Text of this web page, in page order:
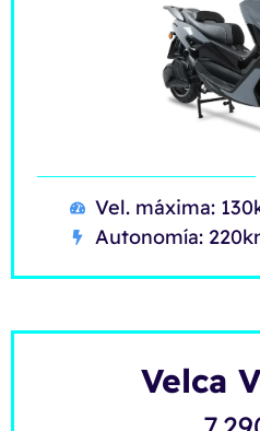
Vel. máxima:
Autonomía:
Velca